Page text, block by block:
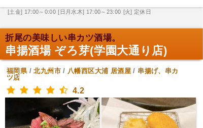
[土金] 17:00～0:00 [日月水木] 17:00～23:00 [火] 定休日
折尾の美味しい串カツ酒場。
串揚酒場 ぞろ芽(学園大通り店)
福岡県/北九州市/ 八幡西区大浦 居酒屋/ 串揚げ、串カ
ツ店
4.2